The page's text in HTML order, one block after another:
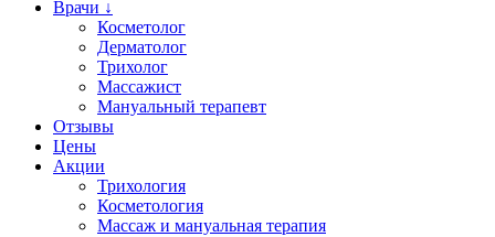
Врачи ↓
Косметолог
Дерматолог
Трихолог
Массажист
Мануальный терапевт
Отзывы
Цены
Акции
Трихология
Косметология
Массаж и мануальная терапия